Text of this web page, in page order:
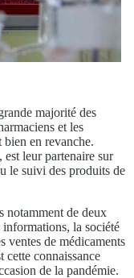
majorité des
et les
bien en revanche.
est leur partenaire sur
le suivi des produits de
notamment de deux
informations, la société
ventes de médicaments
cette connaissance
de la pandémie.